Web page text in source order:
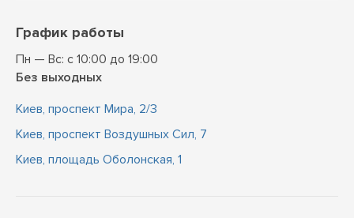
График работы
Пн — Вс: с 10:00 до 19:00
Без выходных
Киев, проспект Мира, 2/3
Киев, проспект Воздушных Сил, 7
Киев, площадь Оболонская, 1